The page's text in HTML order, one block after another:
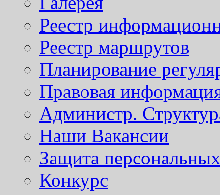
Реестр
Реестр маршрутов
Планирование
Правовая
Администр.
Наши Вакансии
Защита
Конкурс